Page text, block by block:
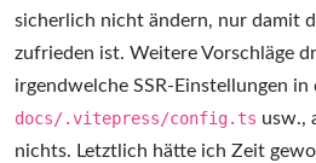
sicherlich nicht ändern, nur damit
zufrieden ist. Weitere Vorschläge
irgendwelche SSR-Einstellungen in
docs/.vitepress/config.ts usw.,
nichts. Letztlich hätte ich Zeit